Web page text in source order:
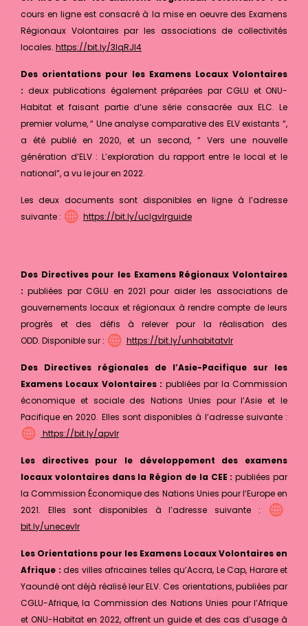
cours en ligne est consacré à la mise en oeuvre des Examens
Régionaux Volontaires par les associations de collectivités
locales. https://bit.ly/3IqRJl4
Des orientations pour les Examens Locaux Volontaires
: deux publications également préparées par CGLU et ONU-
Habitat et faisant partie d’une série consacrée aux ELC. Le
premier volume, “ Une analyse comparative des ELV existants “,
a été publié en 2020, et un second, “ Vers une nouvelle
génération d’ELV : L’exploration du rapport entre le local et le
national”, a vu le jour en 2022.
Les deux documents sont disponibles en ligne à l’adresse
suivante :
https://bit.ly/uclgvlrguide
Des Directives pour les Examens Régionaux Volontaires
:publiées par CGLU en 2021 pour aider les associations de
gouvernements locaux et régionaux à rendre compte de leurs
progrès et des défis à relever pour la réalisation des
ODD. Disponible sur :
https://bit.ly/unhabitatvlr
Des Directives régionales de l’Asie-Pacifique sur les
Examens Locaux Volontaires : publiées par la Commission
économique et sociale des Nations Unies pour l’Asie et le
Pacifique en 2020. Elles sont disponibles à l’adresse suivante :
https://bit.ly/apvlr
Les directives pour le développement des examens
locaux volontaires dans la Région de la CEE :publiées par
la Commission Économique des Nations Unies pour l’Europe en
2021. Elles sont disponibles à l’adresse suivante :
bit.ly/unecevlr
Les Orientations pour les Examens Locaux Volontaires en
Afrique : des villes africaines telles qu’Accra, Le Cap, Harare et
Yaoundé ont déjà réalisé leur ELV. Ces orientations, publiées par
CGLU-Afrique, la Commission des Nations Unies pour l’Afrique
et ONU-Habitat en 2022, offrent un guide et des cas d’usage à